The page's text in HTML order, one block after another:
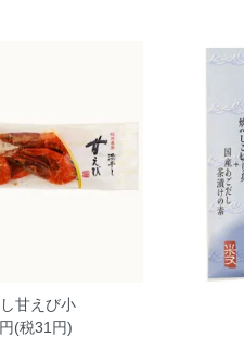
甘えび小
(税31円)